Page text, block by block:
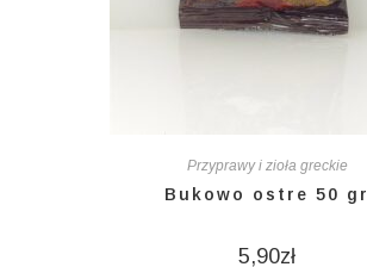
Przyprawy i zioła greckie
Bukowo ostre 50 gr
5,90zł